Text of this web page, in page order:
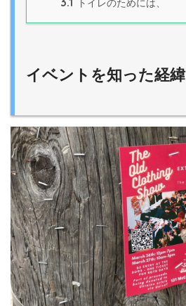
トイレのためには、
イベントを知った経緯